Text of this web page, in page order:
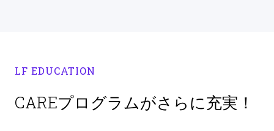
LF EDUCATION
CAREプログラムがさらに充実！